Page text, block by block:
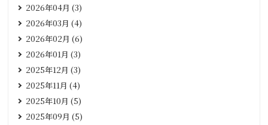
2026年04月 (3)
2026年03月 (4)
2026年02月 (6)
2026年01月 (3)
2025年12月 (3)
2025年11月 (4)
2025年10月 (5)
2025年09月 (5)